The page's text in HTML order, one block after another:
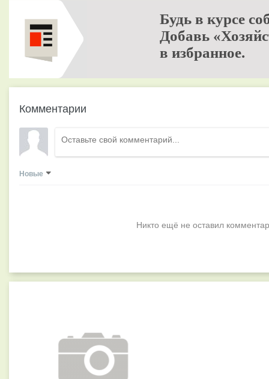
Будь в курсе
Добавь
в избранное.
Комментарии
Новые
Никто ещё не оставил